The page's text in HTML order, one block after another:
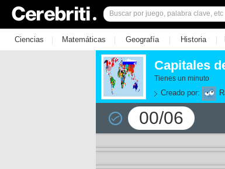
Ciencias | Matemáticas | Geografía | Historia |
Capitales
Tienes un minuto
Creado por:
00/06